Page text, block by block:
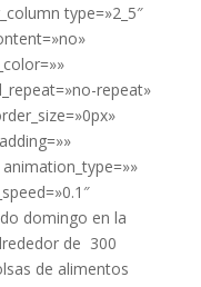
type=»2_5″
repeat»
domingo en la
de 300
de alimentos